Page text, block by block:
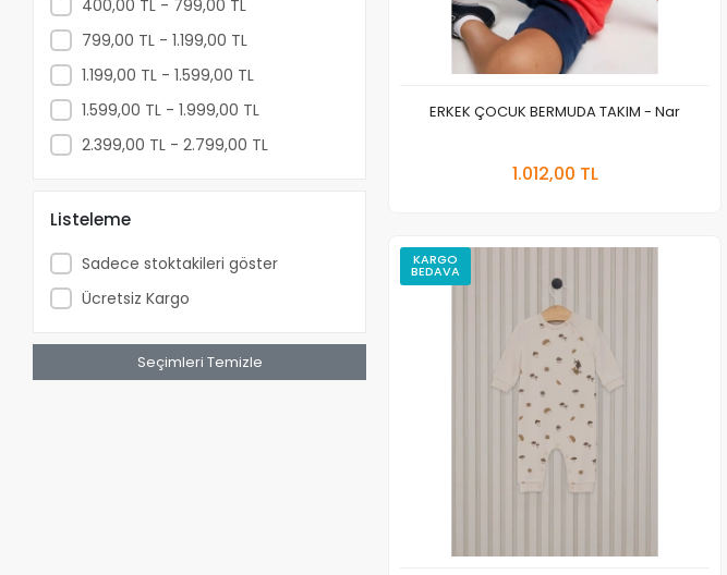
3-4 Yaş
400,00 TL - 799,00 TL
799,00 TL - 1.199,00 TL
1.199,00 TL - 1.599,00 TL
1.599,00 TL - 1.999,00 TL
2.399,00 TL - 2.799,00 TL
Listeleme
Sadece stoktakileri göster
Ücretsiz Kargo
Seçimleri Temizle
ERKEK ÇOCUK BERMUDA TAKIM - Nar
1.012,00 TL
KARGO
BEDAVA